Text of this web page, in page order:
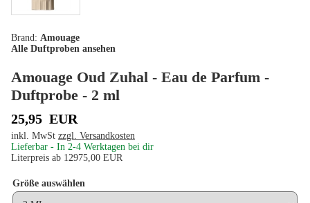
Amouage
Alle Duftproben ansehen
Amouage Oud Zuhal - Eau de Parfum -
Duftprobe - 2 ml
25,95EUR
inkl. MwSt zzgl. Versandkosten
Lieferbar - In 2-4 Werktagen bei dir
Literpreis ab 12975,00EUR
Größe auswählen